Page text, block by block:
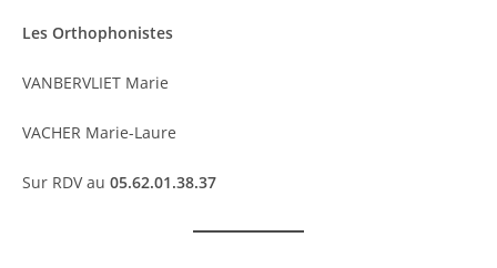
Les Orthophonistes
VANBERVLIET Marie
VACHER Marie-Laure
Sur RDV au 05.62.01.38.37